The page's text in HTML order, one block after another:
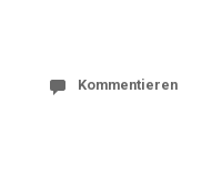
Kommentieren